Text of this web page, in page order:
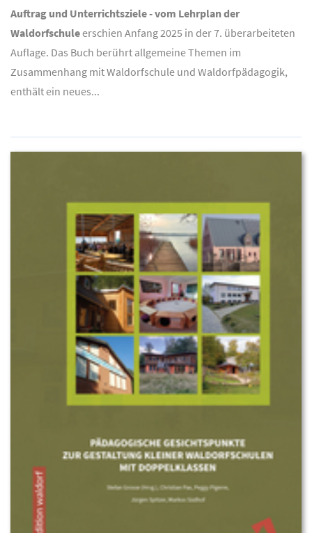
Auftrag und Unterrichtsziele - vom Lehrplan der
Waldorfschuleerschien Anfang 2025 in der 7. überarbeiteten
Auflage. Das Buch berührt allgemeine Themen im
Zusammenhang mit Waldorfschule und Waldorfpädagogik,
enthält ein neues...